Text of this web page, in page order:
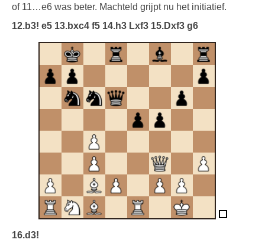
of 11…e6 was beter. Machteld grijpt nu het initiatief.
12.b3! e5 13.bxc4 f5 14.h3 Lxf3 15.Dxf3 g6
16.d3!